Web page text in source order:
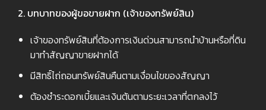
2. บทบาทของผู้ขอขายฝาก (เจ้าของทรัพย์สิน)
เจ้าของทรัพย์สินที่ต้องการเงินด่วนสามารถนำบ้านหรือที่ดิน
มาทำสัญญาขายฝากได้
มีสิทธิ์ไถ่ถอนทรัพย์สินคืนตามเงื่อนไขของสัญญา
ต้องชำระดอกเบี้ยและเงินต้นตามระยะเวลาที่ตกลงไว้